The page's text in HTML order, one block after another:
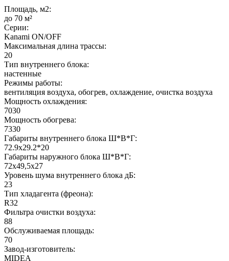
Площадь, м2:
до 70 м²
Серии:
Kanami ON/OFF
Максимальная длина трассы:
20
Тип внутреннего блока:
настенные
Режимы работы:
вентиляция воздуха, обогрев, охлаждение, очистка воздуха
Мощность охлаждения:
7030
Мощность обогрева:
7330
Габариты внутреннего блока Ш*В*Г:
72.9x29.2*20
Габариты наружного блока Ш*В*Г:
72x49,5x27
Уровень шума внутреннего блока дБ:
23
Тип хладагента (фреона):
R32
Фильтра очистки воздуха:
88
Обслуживаемая площадь:
70
Завод-изготовитель:
MIDEA